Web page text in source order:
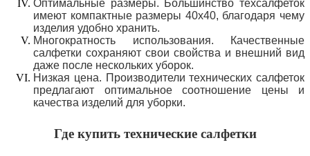
Оптимальные размеры. Большинство техсалфеток
имеют компактные размеры 40х40, благодаря чему
изделия удобно хранить.
Многократность использования. Качественные
салфетки сохраняют свои свойства и внешний вид
даже после нескольких уборок.
Низкая цена. Производители технических салфеток
предлагают оптимальное соотношение цены и
качества изделий для уборки.
Где купить технические салфетки